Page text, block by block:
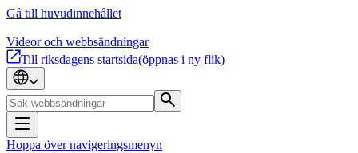
Gå till huvudinnehållet
Videor och webbsändningar
Till riksdagens startsida(öppnas i ny flik)
Hoppa över navigeringsmenyn